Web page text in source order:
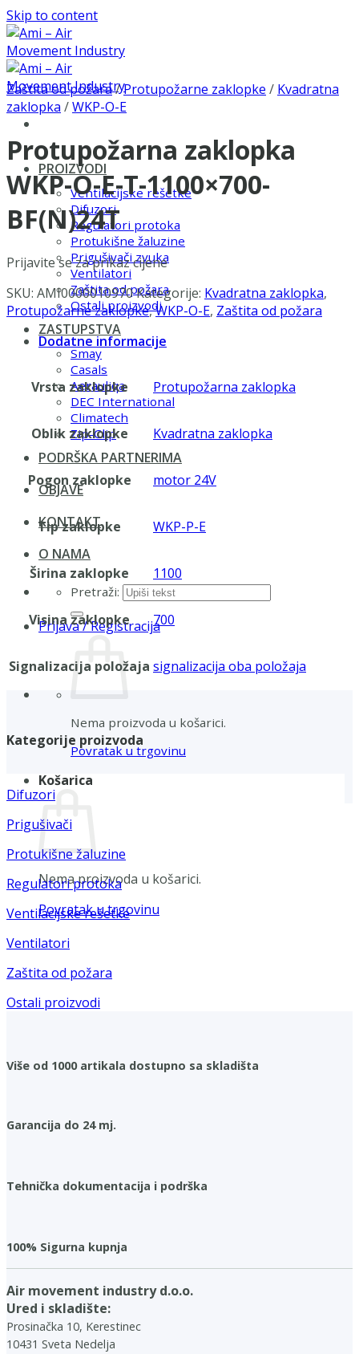
Skip to content
PROIZVODI
Ventilacijske rešetke
Difuzori
Regulatori protoka
Protukišne žaluzine
Prigušivači zvuka
Ventilatori
Zaštita od požara
Ostali proizvodi
ZASTUPSTVA
Smay
Casals
Aerauliqa
DEC International
Climatech
Zip-Clip
PODRŠKA PARTNERIMA
OBJAVE
KONTAKT
O NAMA
Pretraži:
Prijava / Registracija
Nema proizvoda u košarici.
Povratak u trgovinu
Košarica
Nema proizvoda u košarici.
Povratak u trgovinu
Zaštita od požara/Protupožarne zaklopke / Kvadratna
zaklopka /WKP-O-E
Protupožarna zaklopka
WKP-O-E-T-1100×700-
BF(N)24T
Prijavite se za prikaz cijene
SKU: AMI0000010970Kategorije: Kvadratna zaklopka,
Protupožarne zaklopke,WKP-O-E, Zaštita od požara
Dodatne informacije
Vrsta zaklopke Protupožarna zaklopka
Oblik zaklopke Kvadratna zaklopka
Pogon zaklopke motor 24V
Tip zaklopke WKP-P-E
Širina zaklopke 1100
Visina zaklopke 700
Signalizacija položaja signalizacija oba položaja
Kategorije proizvoda
Difuzori
Prigušivači
Protukišne žaluzine
Regulatori protoka
Ventilacijske rešetke
Ventilatori
Zaštita od požara
Ostali proizvodi
Više od 1000 artikala dostupno sa skladišta
Garancija do 24 mj.
Tehnička dokumentacija i podrška
100% Sigurna kupnja
Air movement industry d.o.o.
Ured i skladište:
Prosinačka 10, Kerestinec
10431 Sveta Nedelja